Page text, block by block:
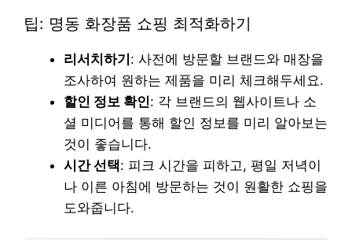
팁: 명동 화장품 쇼핑 최적화하기
리서치하기: 사전에 방문할 브랜드와 매장을
조사하여 원하는 제품을 미리 체크해두세요.
할인 정보 확인: 각 브랜드의 웹사이트나 소
셜 미디어를 통해 할인 정보를 미리 알아보는
것이 좋습니다.
시간 선택: 피크 시간을 피하고, 평일 저녁이
나 이른 아침에 방문하는 것이 원활한 쇼핑을
도와줍니다.